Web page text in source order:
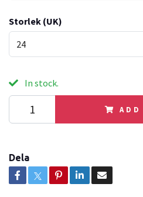
Storlek (UK)
24
In stock.
Dela